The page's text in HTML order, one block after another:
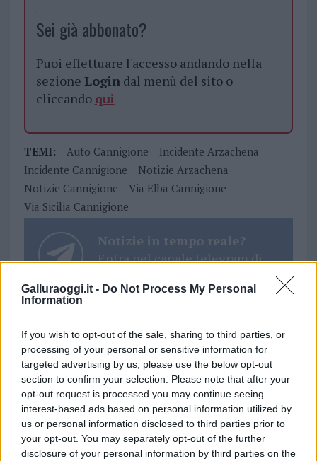
Galluraoggi.it - Do Not Process My Personal
Information
If you wish to opt-out of the sale, sharing to third parties, or
processing of your personal or sensitive information for
targeted advertising by us, please use the below opt-out
section to confirm your selection. Please note that after your
opt-out request is processed you may continue seeing
interest-based ads based on personal information utilized by
us or personal information disclosed to third parties prior to
your opt-out. You may separately opt-out of the further
disclosure of your personal information by third parties on the
Sei già abbonato?
Puoi effettuare l'accesso andando nella
sezione Logindal menù del sito o
cliccando qui
TEMI: Auto Cannigione
Incidente Arzachena
Incidente Cannigione
Notizie Arzachena
Notizie Cannigione
Via Elba Cannigione
Via Sicilia Cannigione
Notizie in tempo reale?
Entra nel canale telegram di
Inviaci le tue segnalazioni,
i tuoi video e le tue foto
Su WhatsApp al numero +39
345 356 7512